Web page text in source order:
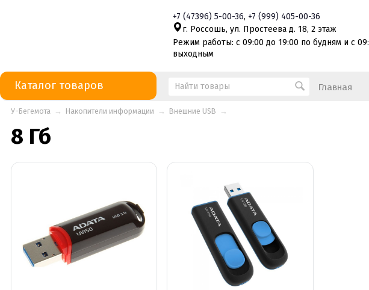
+7 (47396) 5-00-36, +7 (999) 405-00-36
г. Россошь, ул. Простеева д. 18, 2 этаж
Режим работы: с 09:00 до 19:00 по будням и с
выходным
Каталог товаров Главная
У-Бегемота → Накопители информации → Внешние USB →
8 Гб